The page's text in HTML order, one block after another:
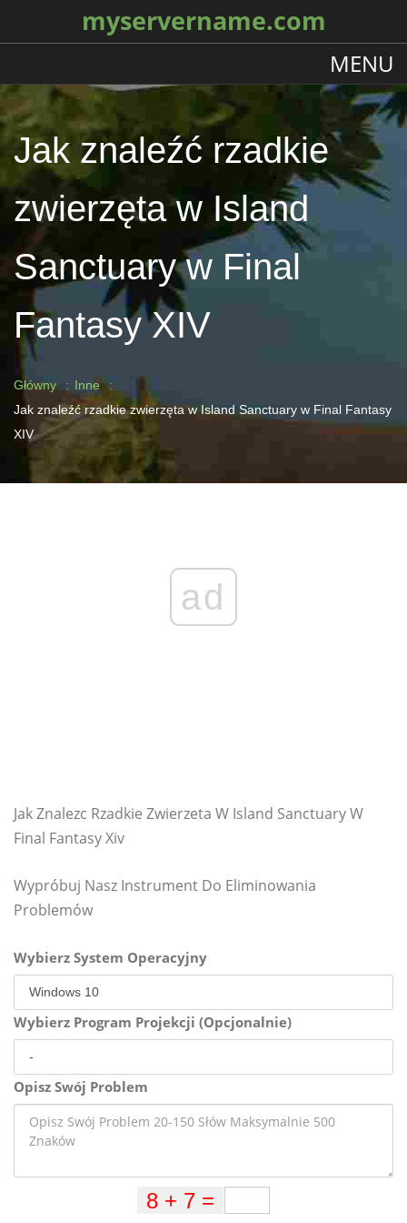
myservername.com
MENU
Jak znaleźć rzadkie
zwierzęta w Island
Sanctuary w Final
Fantasy XIV
Główny
Inne
Jak znaleźć rzadkie zwierzęta w Island Sanctuary w Final Fantasy
XIV
ad
Jak Znalezc Rzadkie Zwierzeta W Island Sanctuary W
Final Fantasy Xiv
Wypróbuj Nasz Instrument Do Eliminowania
Problemów
Wybierz System Operacyjny
Wybierz Program Projekcji (Opcjonalnie)
Opisz Swój Problem